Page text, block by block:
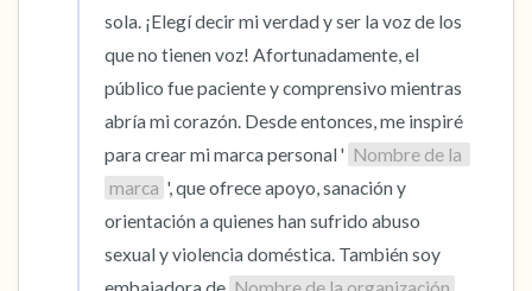
sola. ¡Elegí decir mi verdad y ser la voz de los
que no tienen voz! Afortunadamente, el
público fue paciente y comprensivo mientras
abría mi corazón. Desde entonces, me inspiré
para crear mi marca personal ' Nombre de la
marca ', que ofrece apoyo, sanación y
orientación a quienes han sufrido abuso
sexual y violencia doméstica. También soy